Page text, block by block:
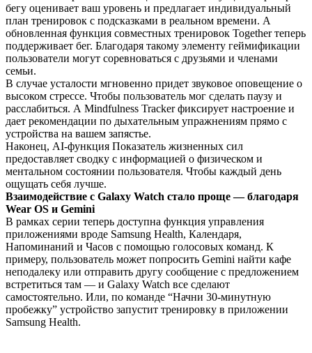
бегу оценивает ваш уровень и предлагает индивидуальный
план тренировок с подсказками в реальном времени. А
обновленная функция совместных тренировок Together теперь
поддерживает бег. Благодаря такому элементу геймификации
пользователи могут соревноваться с друзьями и членами
семьи.
В случае усталости мгновенно придет звуковое оповещение о
высоком стрессе. Чтобы пользователь мог сделать паузу и
расслабиться. А Mindfulness Tracker фиксирует настроение и
дает рекомендации по дыхательным упражнениям прямо с
устройства на вашем запястье.
Наконец, AI-функция Показатель жизненных сил
предоставляет сводку с информацией о физическом и
ментальном состоянии пользователя. Чтобы каждый день
ощущать себя лучше.
Взаимодействие с Galaxy Watch стало проще — благодаря
Wear OS и Gemini
В рамках серии теперь доступна функция управления
приложениями вроде Samsung Health, Календаря,
Напоминаний и Часов с помощью голосовых команд. К
примеру, пользователь может попросить Gemini найти кафе
неподалеку или отправить другу сообщение с предложением
встретиться там — и Galaxy Watch все сделают
самостоятельно. Или, по команде “Начни 30-минутную
пробежку” устройство запустит тренировку в приложении
Samsung Health.